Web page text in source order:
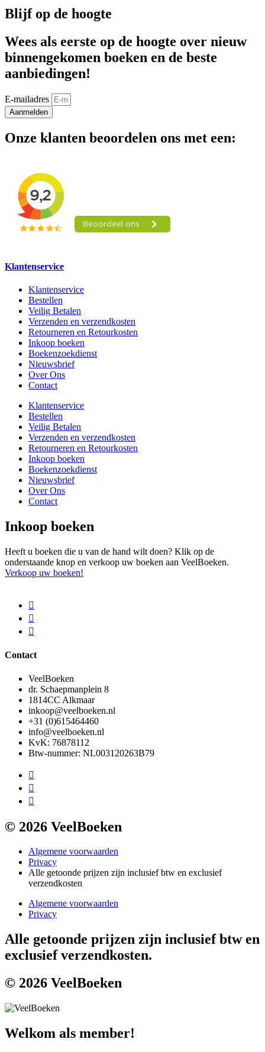
Blijf op de hoogte
Wees als eerste op de hoogte over nieuw
binnengekomen boeken en de beste
aanbiedingen!
E-mailadres
Aanmelden
Onze klanten beoordelen ons met een:
Klantenservice
Klantenservice
Bestellen
Veilig Betalen
Verzenden en verzendkosten
Retourneren en Retourkosten
Inkoop boeken
Boekenzoekdienst
Nieuwsbrief
Over Ons
Contact
Klantenservice
Bestellen
Veilig Betalen
Verzenden en verzendkosten
Retourneren en Retourkosten
Inkoop boeken
Boekenzoekdienst
Nieuwsbrief
Over Ons
Contact
Inkoop boeken
Heeft u boeken die u van de hand wilt doen? Klik op de
onderstaande knop en verkoop uw boeken aan VeelBoeken.
Verkoop uw boeken!
Contact
VeelBoeken
dr. Schaepmanplein 8
1814CC Alkmaar
inkoop@veelboeken.nl
+31 (0)615464460
info@veelboeken.nl
KvK: 76878112
Btw-nummer: NL003120263B79
© 2026 VeelBoeken
Algemene voorwaarden
Privacy
Alle getoonde prijzen zijn inclusief btw en exclusief
verzendkosten
Algemene voorwaarden
Privacy
Alle getoonde prijzen zijn inclusief btw en
exclusief verzendkosten.
© 2026 VeelBoeken
Welkom als member!